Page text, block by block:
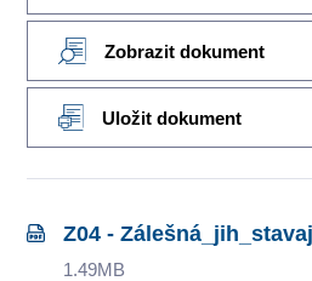
Zobrazit dokument
Uložit dokument
Z04 -
1.49MB